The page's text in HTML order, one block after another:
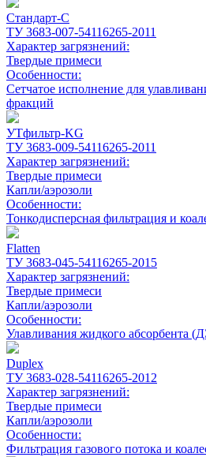
Стандарт-С
ТУ 3683-007-54116265-2011
Характер загрязнений:
Твердые примеси
Особенности:
Сетчатое исполнение для
фракций
УТфильтр-KG
ТУ 3683-009-54116265-2011
Характер загрязнений:
Твердые примеси
Капли/аэрозоли
Особенности:
Тонкодисперсная фильтрация и
Flatten
ТУ 3683-045-54116265-2015
Характер загрязнений:
Твердые примеси
Капли/аэрозоли
Особенности:
Улавливания жидкого абсорбента
Duplex
ТУ 3683-028-54116265-2012
Характер загрязнений:
Твердые примеси
Капли/аэрозоли
Особенности:
Фильтрация газового потока и